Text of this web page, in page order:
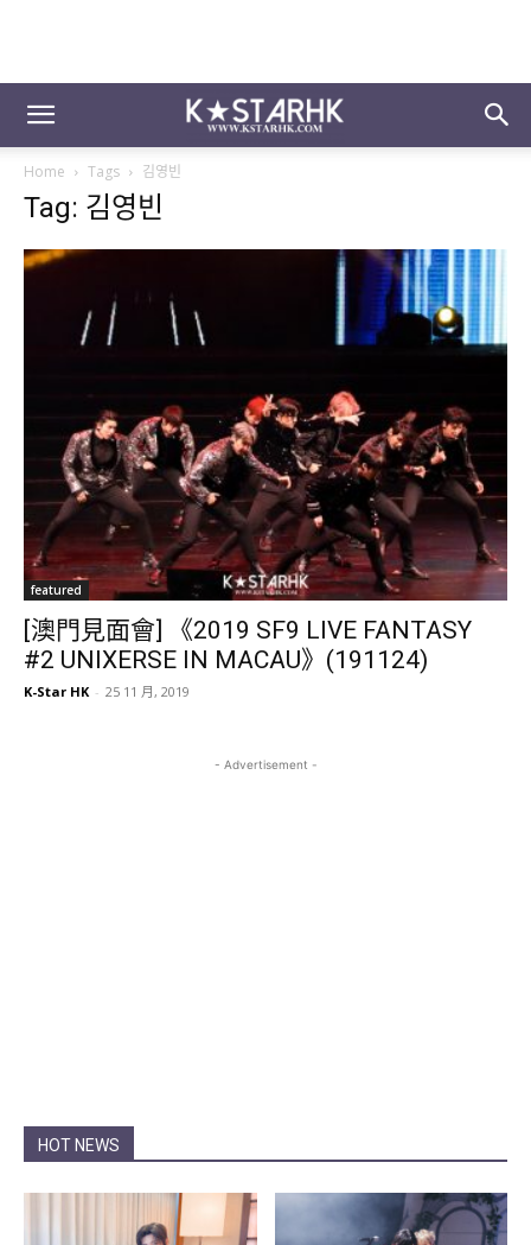
Home Tags 김영빈
Tag: 김영빈
featured
[澳門見面會] 《2019 SF9 LIVE FANTASY
#2 UNIXERSE IN MACAU》(191124)
K-Star HK - 25 11 月, 2019
- Advertisement -
HOT NEWS